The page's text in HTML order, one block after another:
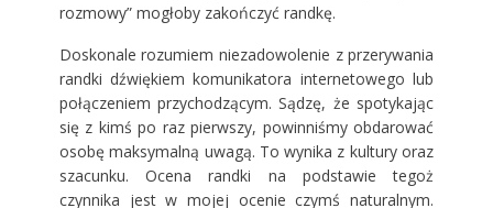
rozmowy” mogłoby zakończyć randkę.
Doskonale rozumiem niezadowolenie z przerywania
randki dźwiękiem komunikatora internetowego lub
połączeniem przychodzącym. Sądzę, że spotykając
się z kimś po raz pierwszy, powinniśmy obdarować
osobę maksymalną uwagą. To wynika z kultury oraz
szacunku. Ocena randki na podstawie tegoż
czynnika jest w mojej ocenie czymś naturalnym.